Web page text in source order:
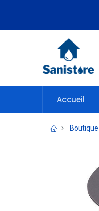
Accueil
Boutique